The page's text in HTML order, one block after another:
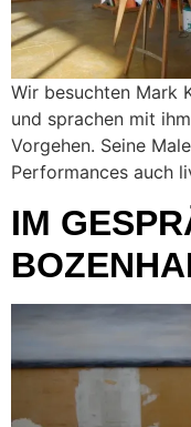
Wir besuchten Mark
und sprachen mit
Vorgehen. Seine
Performances auch
IM